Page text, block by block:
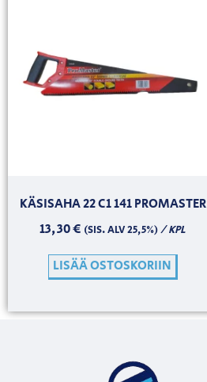
KÄSISAHA 22 C1 141 PROMASTER
13,30€ (SIS. ALV 25,5%)/ KPL
LISÄÄ OSTOSKORIIN